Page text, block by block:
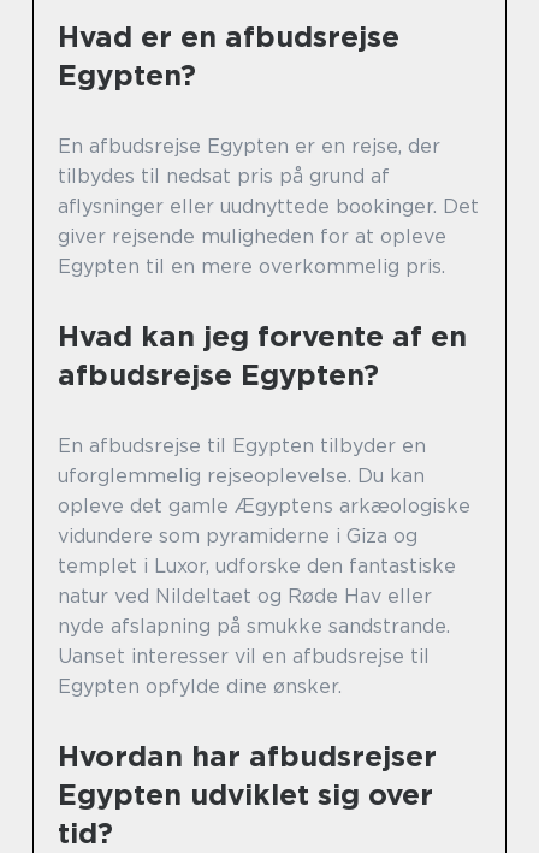
Hvad er en afbudsrejse
Egypten?
En afbudsrejse Egypten er en rejse, der
tilbydes til nedsat pris på grund af
aflysninger eller uudnyttede bookinger. Det
giver rejsende muligheden for at opleve
Egypten til en mere overkommelig pris.
Hvad kan jeg forvente af en
afbudsrejse Egypten?
En afbudsrejse til Egypten tilbyder en
uforglemmelig rejseoplevelse. Du kan
opleve det gamle Ægyptens arkæologiske
vidundere som pyramiderne i Giza og
templet i Luxor, udforske den fantastiske
natur ved Nildeltaet og Røde Hav eller
nyde afslapning på smukke sandstrande.
Uanset interesser vil en afbudsrejse til
Egypten opfylde dine ønsker.
Hvordan har afbudsrejser
Egypten udviklet sig over
tid?